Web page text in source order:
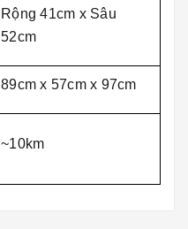
Rộng 41cm x Sâu
52cm
89cm x 57cm x 97cm
~10km